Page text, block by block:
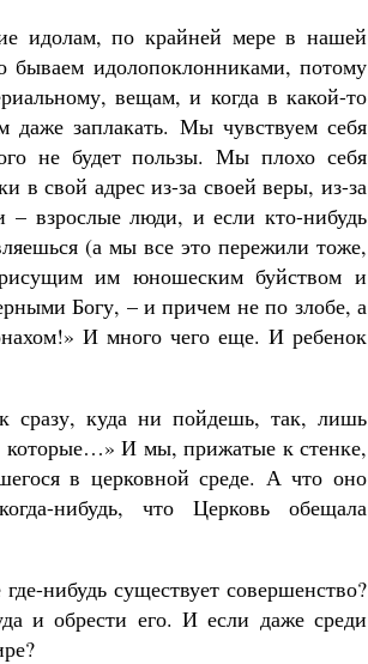
идолам, по крайней мере в нашей
бываем идолопоклонниками, потому
вещам, и когда в какой-то
заплакать. Мы чувствуем себя
не будет пользы. Мы плохо себя
в свой адрес из-за своей веры, из-за
взрослые люди, и если кто-нибудь
(а мы все это пережили тоже,
им юношеским буйством и
Богу, – и причем не по злобе, а
И много чего еще. И ребенок
сразу, куда ни пойдешь, так, лишь
И мы, прижатые к стенке,
в церковной среде. А что оно
нибудь, что Церковь обещала
нибудь существует совершенство?
и обрести его. И если даже среди